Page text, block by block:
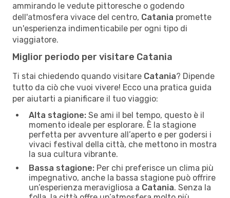
ammirando le vedute pittoresche o godendo
dell'atmosfera vivace del centro, Catania promette
un'esperienza indimenticabile per ogni tipo di
viaggiatore.
Miglior periodo per visitare Catania
Ti stai chiedendo quando visitare Catania? Dipende
tutto da ciò che vuoi vivere! Ecco una pratica guida
per aiutarti a pianificare il tuo viaggio:
Alta stagione: Se ami il bel tempo, questo è il
momento ideale per esplorare. È la stagione
perfetta per avventure all’aperto e per godersi i
vivaci festival della città, che mettono in mostra
la sua cultura vibrante.
Bassa stagione: Per chi preferisce un clima più
impegnativo, anche la bassa stagione può offrire
un’esperienza meravigliosa a Catania. Senza la